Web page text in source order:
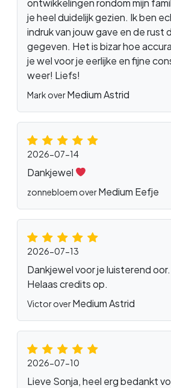
ontwikkelingen rondom mijn
je heel duidelijk gezien. Ik ben
indruk van jouw gave en de rust
gegeven. Het is bizar hoe
je wel voor je eerlijke en fijne
weer! Liefs!
Mark overMedium Astrid
2026-07-14
Dankjewel
zonnebloem overMedium Eefje
2026-07-13
Dankjewel voor je luisterend
Helaas credits op.
Victor overMedium Astrid
2026-07-10
Lieve Sonja, heel erg bedankt